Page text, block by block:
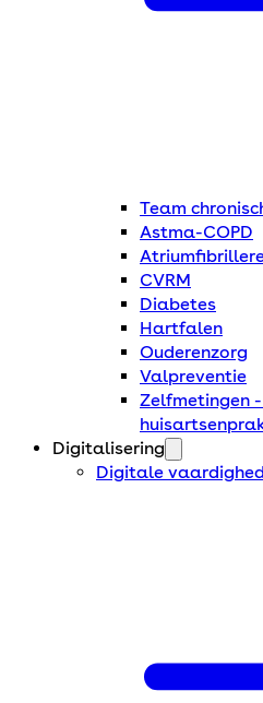
Team
Astma-COPD
CVRM
Diabetes
Hartfalen
Ouderenzorg
Valpreventie
Zelfmetingen
Digitalisering
Digitale